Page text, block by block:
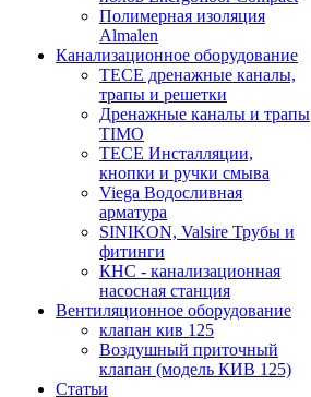
Полимерная изоляция
Almalen
Канализационное оборудование
TECE дренажные каналы,
трапы и решетки
Дренажные каналы и трапы
TIMO
TECE Инсталляции,
кнопки и ручки смыва
Viega Водосливная
арматура
SINIKON, Valsire Трубы и
фитинги
КНС - канализационная
насосная станция
Вентиляционное оборудование
клапан кив 125
Воздушный приточный
клапан (модель КИВ 125)
Статьи